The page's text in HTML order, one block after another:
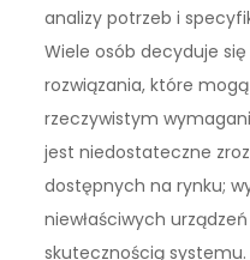
analizy potrzeb i
Wiele osób decyduje
rozwiązania, które
rzeczywistym
jest niedostateczne
dostępnych na rynku;
niewłaściwych
skutecznością